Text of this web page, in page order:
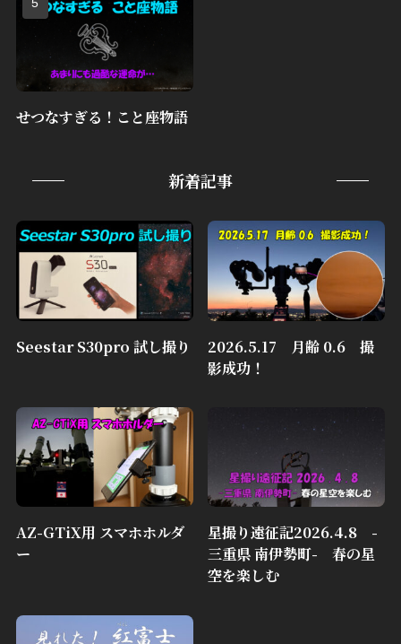
せつなすぎる！こと座物語
新着記事
Seestar S30pro 試し撮り
2026.5.17 月齢 0.6 撮
影成功！
AZ-GTiX用 スマホホルダ
ー
星撮り遠征記2026.4.8 -
三重県 南伊勢町- 春の星
空を楽しむ